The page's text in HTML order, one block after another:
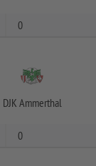
0
DJK Ammerthal
0